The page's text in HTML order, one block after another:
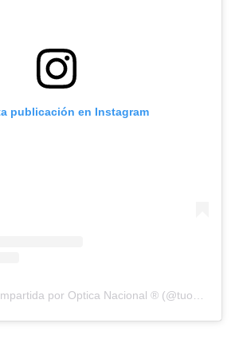
publicación en Instagram
por Optica Nacional ® (@tuopticanacional)